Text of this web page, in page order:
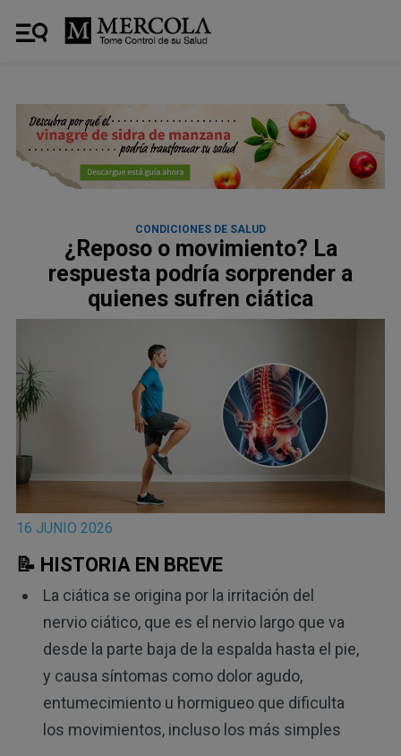
CONDICIONES DE SALUD
¿Reposo o movimiento? La
respuesta podría sorprender a
quienes sufren ciática
16 JUNIO 2026
📝 HISTORIA EN BREVE
La ciática se origina por la irritación del
nervio ciático, que es el nervio largo que va
desde la parte baja de la espalda hasta el pie,
y causa síntomas como dolor agudo,
entumecimiento u hormigueo que dificulta
los movimientos, incluso los más simples